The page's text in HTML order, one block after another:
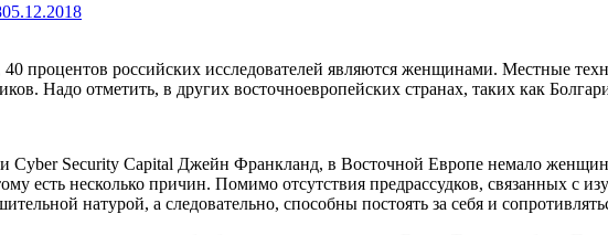
05.12.2018
российских исследователей являются женщинами. Местные
Надо отметить, в других восточноевропейских странах, таких как
Cyber Security Capital Джейн Франкланд, в Восточной Европе немало
есть несколько причин. Помимо отсутствия предрассудков, связанных с
натурой, а следовательно, способны постоять за себя и